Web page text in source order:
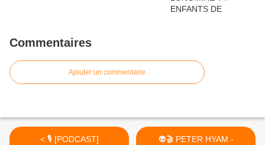
Commentaires
Ajouter un commentaire
< 🎙️ [PODCAST]
👽🎬 PETER HYAM -